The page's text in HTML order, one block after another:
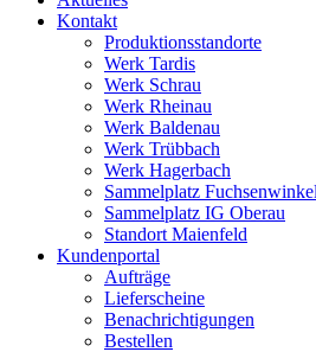
Kontakt
Produktionsstandorte
Werk Tardis
Werk Schrau
Werk Rheinau
Werk Baldenau
Werk Trübbach
Werk Hagerbach
Sammelplatz Fuchsenwinkel
Sammelplatz IG Oberau
Standort Maienfeld
Kundenportal
Aufträge
Lieferscheine
Benachrichtigungen
Bestellen